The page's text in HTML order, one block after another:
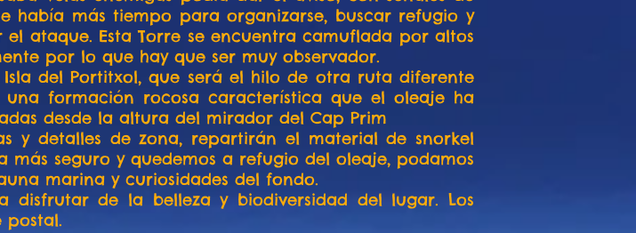
había más tiempo para organizarse, buscar refugio y
ataque. Esta Torre se encuentra camuflada por altos
por lo que hay que ser muy observador.
del Portitxol, que será el hilo de otra ruta diferente
una formación rocosa característica que el oleaje ha
desde la altura del mirador del Cap Prim
y detalles de zona, repartirán el material de snorkel
seguro y quedemos a refugio del oleaje, podamos
marina y curiosidades del fondo.
disfrutar de la belleza y biodiversidad del lugar. Los
postal.